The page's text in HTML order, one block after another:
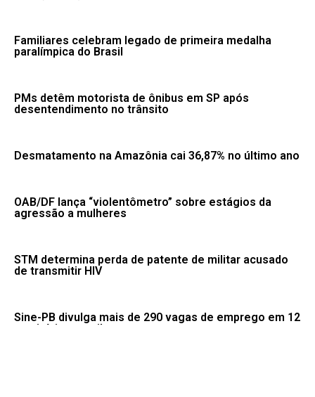
Familiares celebram legado de primeira medalha
paralímpica do Brasil
PMs detêm motorista de ônibus em SP após
desentendimento no trânsito
Desmatamento na Amazônia cai 36,87% no último ano
OAB/DF lança “violentômetro” sobre estágios da
agressão a mulheres
STM determina perda de patente de militar acusado
de transmitir HIV
Sine-PB divulga mais de 290 vagas de emprego em 12
municípios paraibanos